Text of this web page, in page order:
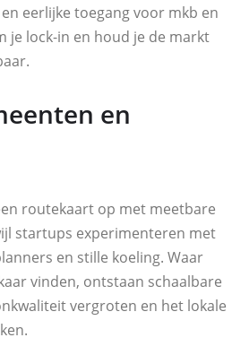
eerlijke toegang voor mkb en
je lock-in en houd je de markt
en
routekaart op met meetbare
startups experimenteren met
en stille koeling. Waar
vinden, ontstaan schaalbare
vergroten en het lokale